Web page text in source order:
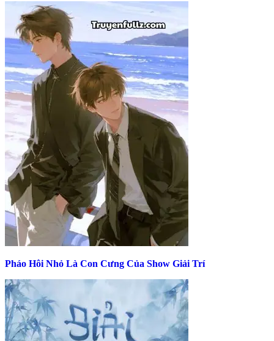
Pháo Hôi Nhỏ Là Con Cưng Của Show Giải Trí